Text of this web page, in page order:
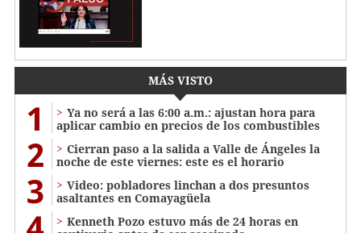
MÁS VISTO
1
Ya no será a las 6:00 a.m.: ajustan hora para
aplicar cambio en precios de los combustibles
2
Cierran paso a la salida a Valle de Ángeles la
noche de este viernes: este es el horario
3
Video: pobladores linchan a dos presuntos
asaltantes en Comayagüela
Kenneth Pozo estuvo más de 24 horas en